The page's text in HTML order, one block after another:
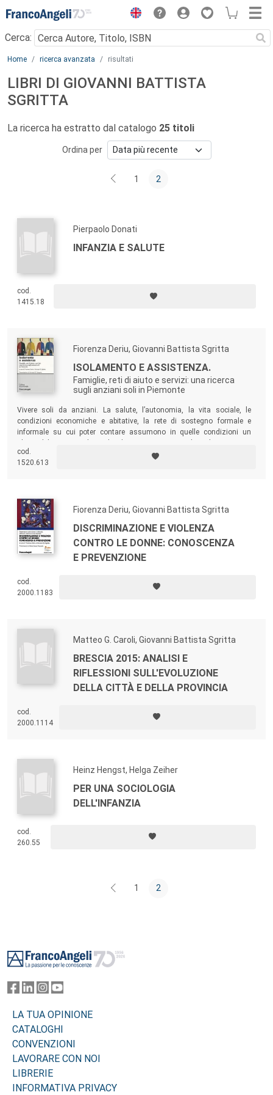
Menu
Cerca:
Main content
Home ricerca avanzata risultati
LIBRI DI GIOVANNI BATTISTA
SGRITTA
La ricerca ha estratto dal catalogo 25 titoli
Ordina per
1 2
Pierpaolo Donati
INFANZIA E SALUTE
cod.
1415.18
Fiorenza Deriu, Giovanni Battista Sgritta
ISOLAMENTO E ASSISTENZA.
Famiglie, reti di aiuto e servizi: una ricerca
sugli anziani soli in Piemonte
Vivere soli da anziani. La salute, l’autonomia, la vita sociale, le
condizioni economiche e abitative, la rete di sostegno formale e
informale su cui poter contare assumono in quelle condizioni un
indagine, condotta su un campione di circa 1300 anziani
ultrasettantacinquenni che al momento dell’intervista vivevano soli.
cod.
1520.613
Fiorenza Deriu, Giovanni Battista Sgritta
DISCRIMINAZIONE E VIOLENZA
CONTRO LE DONNE: CONOSCENZA
E PREVENZIONE
cod.
2000.1183
Matteo G. Caroli, Giovanni Battista Sgritta
BRESCIA 2015: ANALISI E
RIFLESSIONI SULL'EVOLUZIONE
DELLA CITTÀ E DELLA PROVINCIA
cod.
2000.1114
Heinz Hengst, Helga Zeiher
PER UNA SOCIOLOGIA
DELL'INFANZIA
cod.
260.55
1 2
LA TUA OPINIONE
CATALOGHI
CONVENZIONI
LAVORARE CON NOI
LIBRERIE
INFORMATIVA PRIVACY